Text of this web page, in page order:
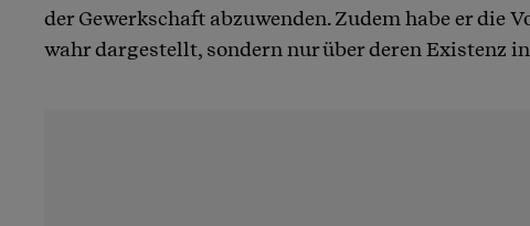
der Gewerkschaft abzuwenden. Zudem habe er die
wahr dargestellt, sondern nur über deren Existenz